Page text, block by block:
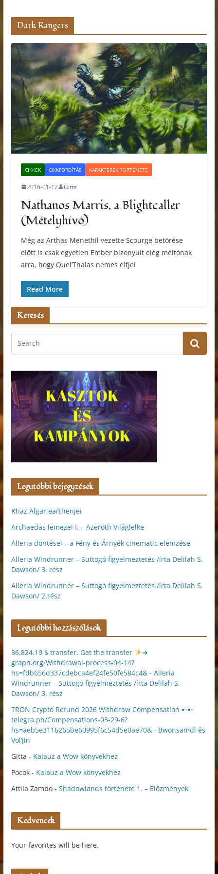
Dark Rangers
CIKKEK CIKKFORDÍTÁS KARAKTEREK TÖRTÉNETE
2016-01-12 Gitta
Nathanos Marris, a Blightcaller
(Mételyhívó)
Még az Arthas Menethil vezette Scourge betörése
előtt is csak egyetlen Ember bizonyult elég méltónak
arra, hogy Quel’Thalas nemes elfjei
Read More
Keresés
Legutóbbi bejegyzések
Khaz Algar earthenjei
Archaedas lemezei I. – Azeroth Világlelke
Alleria döntései – a Fény és Árnyék cinematic elemzése
Alleria Windrunner – Suttogó figyelmeztetés /írta Delilah S.
Dawson/ 3. rész
Alleria Windrunner – Suttogó figyelmeztetés /írta Delilah S.
Dawson/ 2.rész
Legutóbbi hozzászólások
36,824.19 $ transfer. Get the transfer
➜
graph.org/Withdrawal-process-04-14?
hs=fdb656d337cdebca4ef24fe50fe584c4&- Alleria
Windrunner – Suttogó figyelmeztetés /írta Delilah S.
Dawson/ 3. rész
TRON Crypto Refund 2026 Withdraw Compensation ➸➸
telegra.ph/Compensations-03-29-6?
hs=aeb5e3116265be60995f6c54d5e0ae70&- Bwonsamdi és
Vol’jin
Gitta - Kalauz a Wow könyvekhez
Pocok- Kalauz a Wow könyvekhez
Attila Zambo- Shadowlands története 1. – Előzmények
Kedvencek
Your favorites will be here.